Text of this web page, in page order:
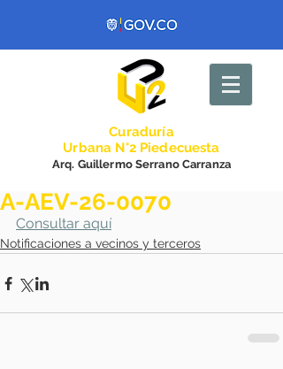
Curaduría
Urbana N°2 Piedecuesta
Arq. Guillermo Serrano Carranza
A-AEV-26-0070
Consultar aquí
Notificaciones a vecinos y terceros